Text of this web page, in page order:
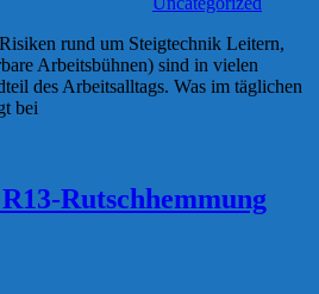
rund um Steigtechnik Leitern,
Arbeitsbühnen) sind in vielen
des Arbeitsalltags. Was im täglichen
bei
Rutschhemmung